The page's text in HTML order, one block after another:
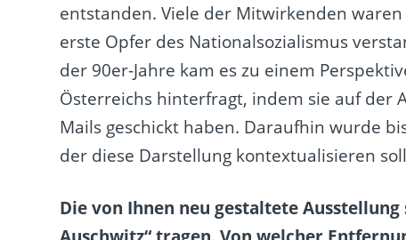
entstanden. Viele der Mitwirkenden
erste Opfer des Nationalsozialismus
der 90er-Jahre kam es zu einem
Österreichs hinterfragt, indem sie auf der
Mails geschickt haben. Daraufhin wurde
der diese Darstellung kontextualisieren
Die von Ihnen neu gestaltete